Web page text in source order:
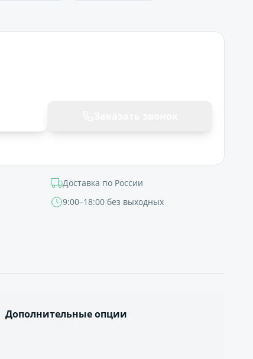
Доставка по России
9:00–18:00 без выходных
Дополнительные опции